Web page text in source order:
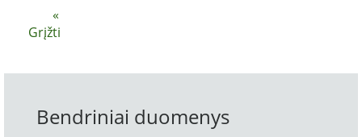
«
Grįžti
Bendriniai duomenys